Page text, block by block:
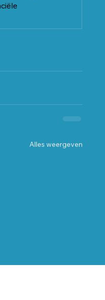
Alles weergeven